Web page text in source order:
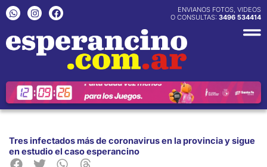
contenido
W
h
t
s
a
I
n
t
a
g
m
F
a
e
b
ENVIANOS FOTOS, VIDEOS
O CONSULTAS: 3496 534414
Tres infectados más de coronavirus en la provincia y sigue
en estudio el caso esperancino